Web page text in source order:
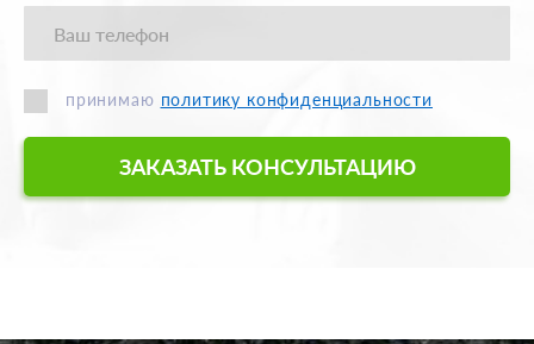
принимаю политику конфиденциальности
ЗАКАЗАТЬ КОНСУЛЬТАЦИЮ